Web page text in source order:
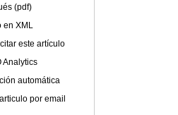
(pdf)
en XML
este artículo
Analytics
automática
por email